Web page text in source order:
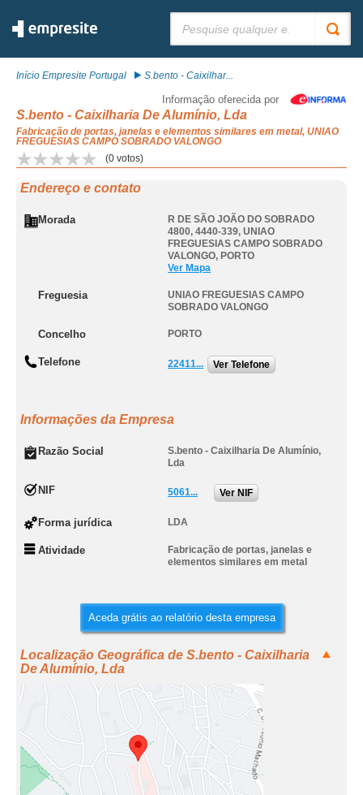
Início Empresite Portugal S.bento - Caixilhar...
Informação oferecida por
S.bento - Caixilharia De Alumínio, Lda
Fabricação de portas, janelas e elementos similares em metal, UNIAO
FREGUESIAS CAMPO SOBRADO VALONGO
(0 votos)
Endereço e contato
Morada
R DE SÃO JOÃO DO SOBRADO
4800, 4440-339, UNIAO
FREGUESIAS CAMPO SOBRADO
VALONGO, PORTO
Ver Mapa
Freguesia
UNIAO FREGUESIAS CAMPO
SOBRADO VALONGO
Concelho PORTO
Telefone 22411... Ver Telefone
Informações da Empresa
Razão Social
S.bento - Caixilharia De Alumínio,
Lda
NIF 5061... Ver NIF
Forma jurídica LDA
Atividade
Fabricação de portas, janelas e
elementos similares em metal
Aceda grátis ao relatório desta empresa
Localização Geográfica de S.bento - Caixilharia
De Alumínio, Lda